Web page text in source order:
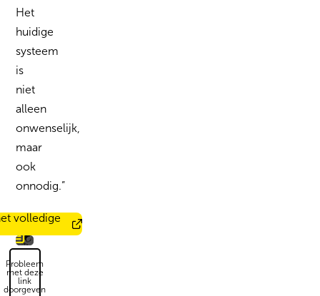
Het
huidige
systeem
is
niet
alleen
onwenselijk,
maar
ook
onnodig.”
volledige
Probleem
met deze
link
doorgeven